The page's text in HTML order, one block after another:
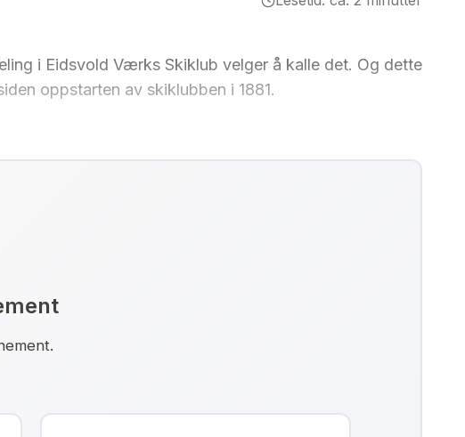
i Eidsvold Værks Skiklub velger å kalle det. Og dette
oppstarten av skiklubben i 1881.